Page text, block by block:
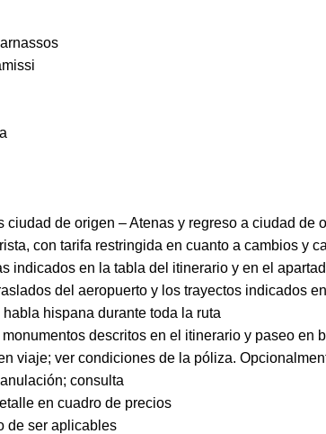
ciudad de origen – Atenas y regreso a ciudad de
con tarifa restringida en cuanto a cambios y
indicados en la tabla del itinerario y en el
del aeropuerto y los trayectos indicados
hispana durante toda la ruta
descritos en el itinerario y paseo en
viaje; ver condiciones de la póliza.
consulta
en cuadro de precios
de ser aplicables